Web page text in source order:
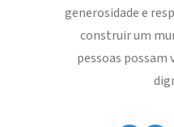
generosidade e
construir um
pessoas possam